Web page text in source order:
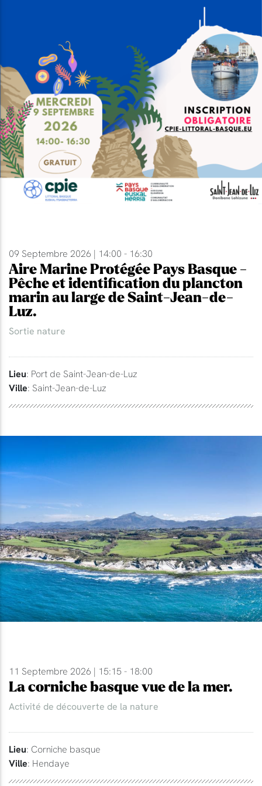
09 Septembre 2026 | 14:00 - 16:30
Aire Marine Protégée Pays Basque -
Pêche et identification du plancton
marin au large de Saint-Jean-de-
Luz.
Sortie nature
Lieu: Port de Saint-Jean-de-Luz
Ville: Saint-Jean-de-Luz
11 Septembre 2026 | 15:15 - 18:00
La corniche basque vue de la mer.
Activité de découverte de la nature
Lieu: Corniche basque
Ville: Hendaye